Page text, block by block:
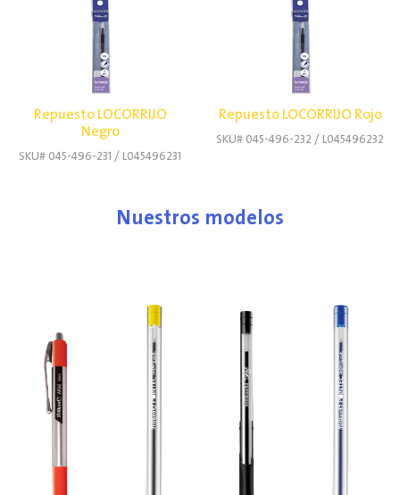
Repuesto LOCORRIJO
Negro
SKU# 045-496-231 / L045496231
Repuesto LOCORRIJO Rojo
SKU# 045-496-232 / L045496232
Nuestros modelos